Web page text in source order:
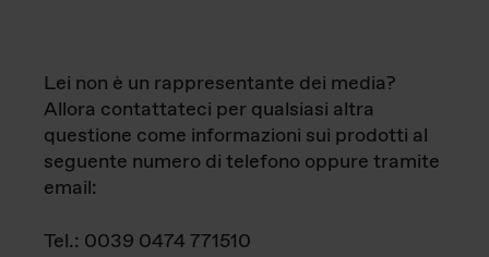
Lei non è un rappresentante dei media?
Allora contattateci per qualsiasi altra
questione come informazioni sui prodotti al
seguente numero di telefono oppure tramite
email:
Tel.: 0039 0474 771510